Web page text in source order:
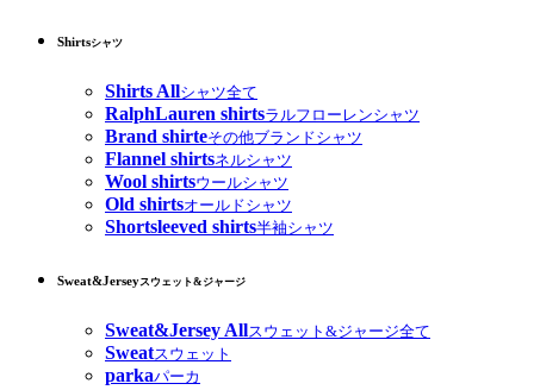
Shirtsシャツ
Shirts Allシャツ全て
RalphLauren shirtsラルフローレンシャツ
Brand shirteその他ブランドシャツ
Flannel shirtsネルシャツ
Wool shirtsウールシャツ
Old shirtsオールドシャツ
Shortsleeved shirts半袖シャツ
Sweat&Jerseyスウェット&ジャージ
Sweat&Jersey Allスウェット&ジャージ全て
Sweatスウェット
parkaパーカ